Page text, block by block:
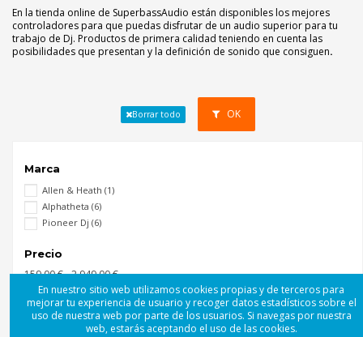
En la tienda online de SuperbassAudio están disponibles los mejores
controladores para que puedas disfrutar de un audio superior para tu
trabajo de Dj. Productos de primera calidad teniendo en cuenta las
posibilidades que presentan y la definición de sonido que consiguen.
Borrar todo OK
Marca
Allen & Heath (1)
Alphatheta (6)
Pioneer Dj (6)
Precio
159.00 € - 2.949.00 €
En nuestro sitio web utilizamos cookies propias y de terceros para
mejorar tu experiencia de usuario y recoger datos estadísticos sobre el
uso de nuestra web por parte de los usuarios. Si navegas por nuestra
web, estarás aceptando el uso de las cookies.